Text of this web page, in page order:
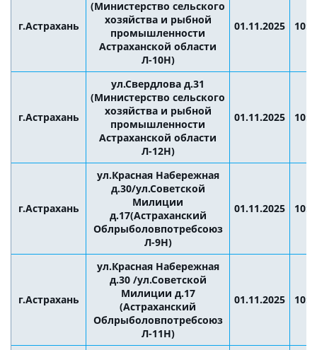
г.Астрахань
(Министерство сельского
хозяйства и рыбной
промышленности
Астраханской области
Л-10Н)
01.11.2025
г.Астрахань
ул.Свердлова д.31
(Министерство сельского
хозяйства и рыбной
промышленности
Астраханской области
Л-12Н)
01.11.2025
г.Астрахань
ул.Красная Набережная
д.30/ул.Советской
Милиции
д.17(Астраханский
Облрыболовпотребсоюз
Л-9Н)
01.11.2025
г.Астрахань
ул.Красная Набережная
д.30 /ул.Советской
Милиции д.17
(Астраханский
Облрыболовпотребсоюз
Л-11Н)
01.11.2025